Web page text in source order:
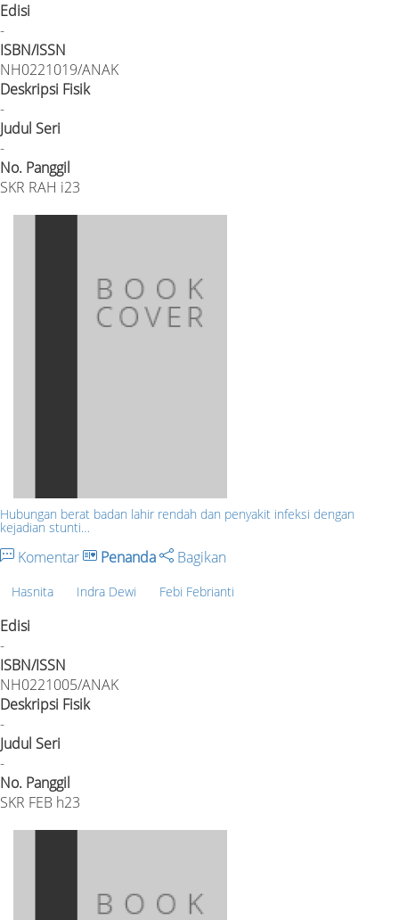
Edisi
-
ISBN/ISSN
NH0221019/ANAK
Deskripsi Fisik
-
Judul Seri
-
No. Panggil
SKR RAH i23
Hubungan berat badan lahir rendah dan penyakit infeksi dengan
kejadian stunti…
Komentar Penanda Bagikan
Hasnita Indra Dewi Febi Febrianti
Edisi
-
ISBN/ISSN
NH0221005/ANAK
Deskripsi Fisik
-
Judul Seri
-
No. Panggil
SKR FEB h23